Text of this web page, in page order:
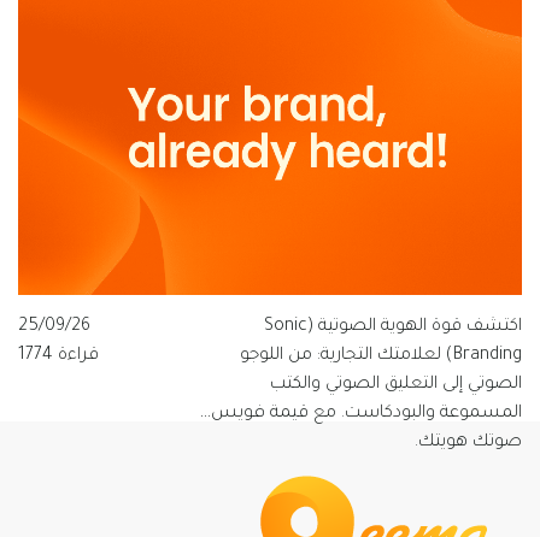
يفهم العربية".
اكتشف قوة الهوية الصوتية (Sonic
Branding) لعلامتك التجارية: من اللوجو
الصوتي إلى التعليق الصوتي والكتب
المسموعة والبودكاست. مع قيمة فويس…
صوتك هويتك.
25/09/26
قراءة 1774